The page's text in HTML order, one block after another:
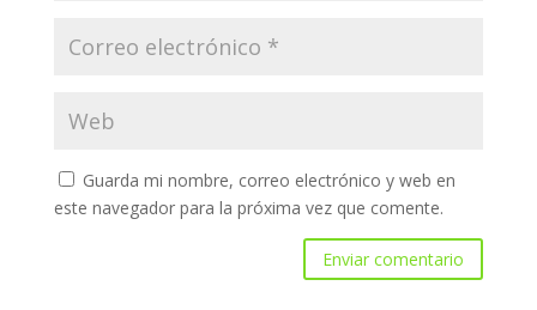
Guarda mi nombre, correo electrónico y web en
este navegador para la próxima vez que comente.